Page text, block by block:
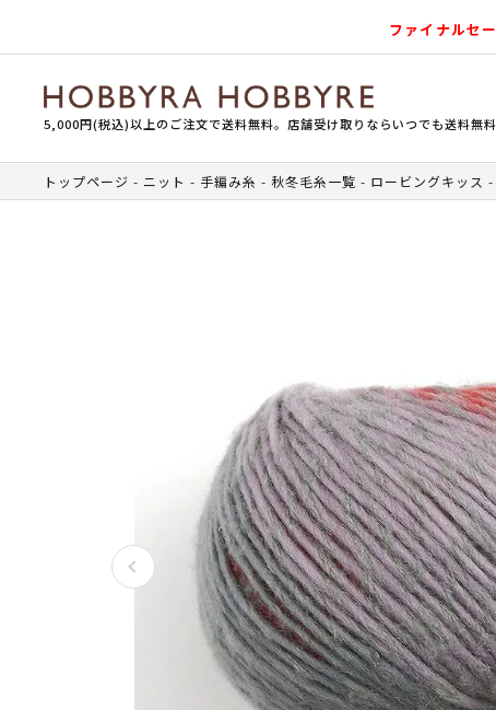
ファイナルセ
5,000円(税込)以上のご注文で送料無料。店舗受け取りならいつでも送料無料
トップページ ニット 手編み糸 秋冬毛糸一覧 ロービングキッス